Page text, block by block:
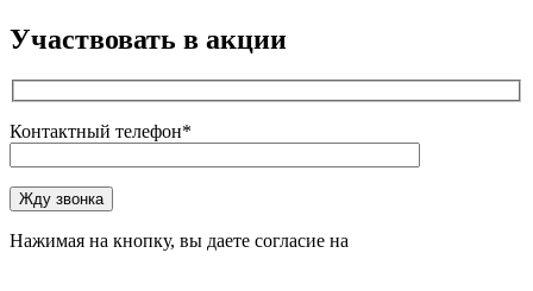
Участвовать в акции
Контактный телефон*
Оставьте это поле пустым.
Жду звонка
Нажимая на кнопку, вы даете согласие на